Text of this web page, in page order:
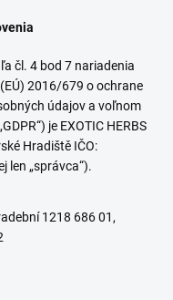
čl. 4 bod 7 nariadenia
2016/679 o ochrane
údajov a voľnom
je EXOTIC HERBS
Hradiště IČO:
len „správca“).
1218 686 01,